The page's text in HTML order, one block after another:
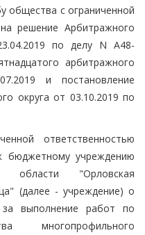
общества с ограниченной
решение Арбитражного
по делу N А48-
арбитражного
и постановление
округа от 03.10.2019 по
ответственностью
бюджетному учреждению
области "Орловская
(далее - учреждение) о
выполнение работ по
многопрофильного